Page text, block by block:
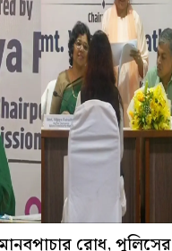
রোধ, পুলিসের